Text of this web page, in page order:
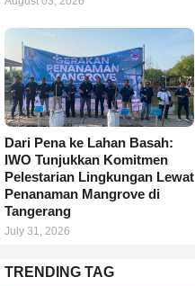
Dari Pena ke Lahan Basah:
IWO Tunjukkan Komitmen
Pelestarian Lingkungan Lewat
Penanaman Mangrove di
Tangerang
July 31, 2026
TRENDING TAG